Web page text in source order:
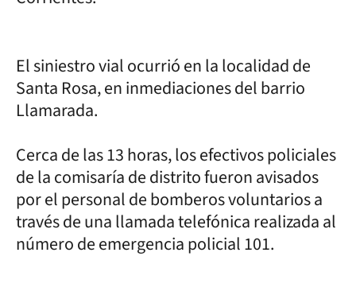
El siniestro vial ocurrió en la localidad de
Santa Rosa, en inmediaciones del barrio
Llamarada.
Cerca de las 13 horas, los efectivos policiales
de la comisaría de distrito fueron avisados
por el personal de bomberos voluntarios a
través de una llamada telefónica realizada al
número de emergencia policial 101.